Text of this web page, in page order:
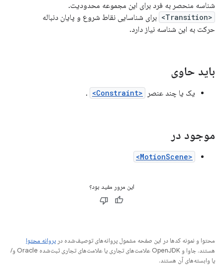
شناسه منحصر به فرد برای این مجموعه محدودیت.
<Transition>
برای شناسایی نقاط شروع و پایان دنباله
حرکت به این شناسه نیاز دارد.
باید حاوی
یک یا چند عنصر <Constraint>
.
موجود در
<MotionScene>
این مرور مفید بود؟
محتوا و نمونه کدها در این صفحه مشمول پروانه‌های توصیف‌شده در پروانه محتوا
هستند. جاوا و OpenJDK علامت‌های تجاری یا علامت‌های تجاری ثبت‌شده Oracle و/
یا وابسته‌های آن هستند.